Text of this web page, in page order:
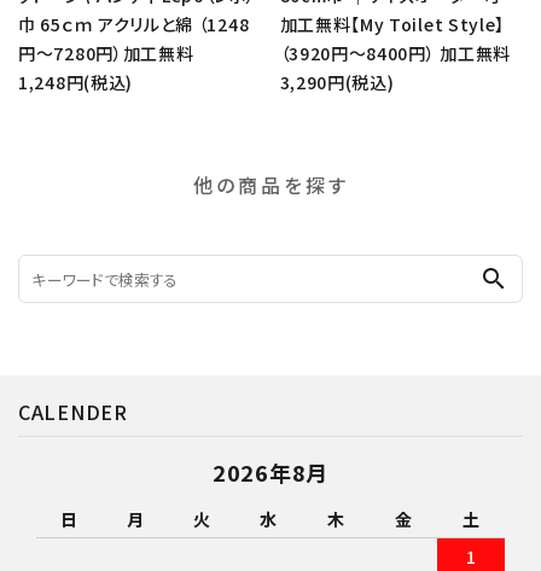
巾 65ｃｍ アクリルと綿 （1248
円～7280円）加工無料
1,248円(税込)
加工無料【My Toilet Style】
（3920円～8400円） 加工無料
3,290円(税込)
他の商品を探す
search
CALENDER
2026年8月
日 月 火 水 木 金
土
1